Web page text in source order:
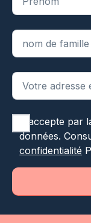
J'accepte par
données.
confidentialité